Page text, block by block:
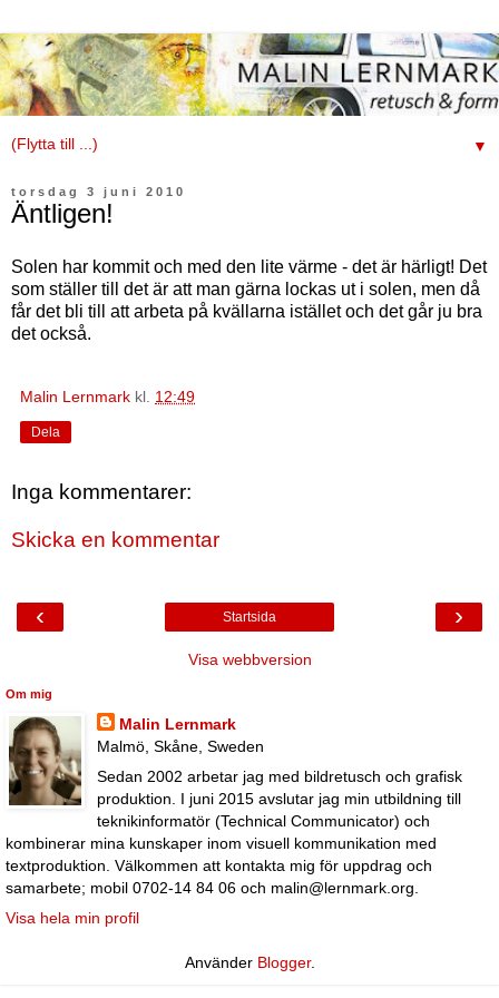
▼
torsdag 3 juni 2010
Äntligen!
Solen har kommit och med den lite värme - det är härligt! Det
som ställer till det är att man gärna lockas ut i solen, men då
får det bli till att arbeta på kvällarna istället och det går ju bra
det också.
Malin Lernmark kl. 12:49
Dela
Inga kommentarer:
Skicka en kommentar
‹ ›
Startsida
Visa webbversion
Om mig
Malin Lernmark
Malmö, Skåne, Sweden
Sedan 2002 arbetar jag med bildretusch och grafisk
produktion. I juni 2015 avslutar jag min utbildning till
teknikinformatör (Technical Communicator) och
kombinerar mina kunskaper inom visuell kommunikation med
textproduktion. Välkommen att kontakta mig för uppdrag och
samarbete; mobil 0702-14 84 06 och malin@lernmark.org.
Visa hela min profil
Använder Blogger.